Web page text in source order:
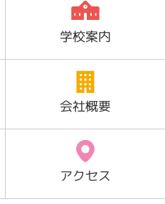
学校案内
会社概要
アクセス